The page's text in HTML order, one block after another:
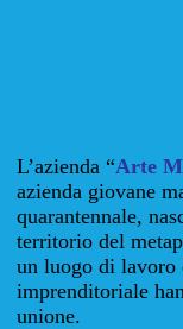
L’azienda “Arte
azienda giovane
quarantennale,
territorio del
un luogo di lavoro
imprenditoriale
unione.